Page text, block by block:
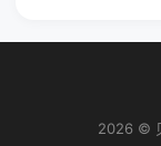
2026 ©